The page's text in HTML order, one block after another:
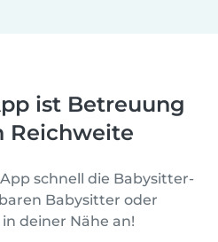
ist Betreuung
Reichweite
schnell die Babysitter-
Babysitter oder
deiner Nähe an!